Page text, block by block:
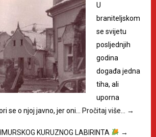
U
braniteljskom
se svijetu
posljednjih
godina
događa jedna
tiha, ali
uporna
se o njoj javno, jer oni… Pročitaj više… →
KURUZNOG LABIRINTA →